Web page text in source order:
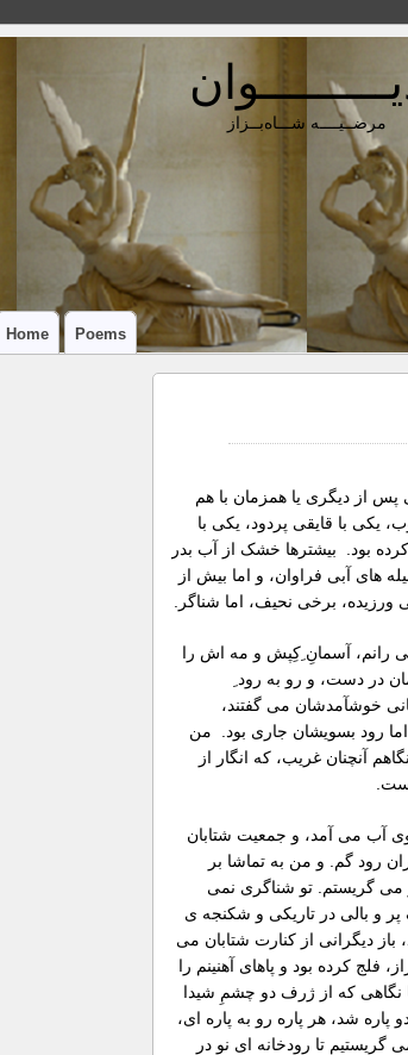
مرضــیــــه شـــاه‌بــزاز
Poems
Home
از دیگری یا همزمان با هم
یکی با قایقی پردود، یکی با
بود. بیشترها خشک از آب بدر
های آبی فراوان، و اما بیش از
ورزیده، برخی نحیف، اما شناگر.
می رانم، آسمانِ ِکِپش و مه اش را
در دست، و رو به رود
خوشآمدشان می گفتند،
اما رود بسویشان جاری بود. من
آنچنان غریب، که انگار از
آب می آمد، و جمعیت شتابان
رود گم. و من به تماشا بر
می گریستم. تو شناگری نمی
و بالی در تاریکی و شکنجه ی
دیگرانی از کنارت شتابان می
فلج کرده بود و پاهای آهنینم را
نگاهی که از ژرف دو چشمِ شیدا
پاره شد، هر پاره رو به پاره ای،
تا رودخانه ای نو در